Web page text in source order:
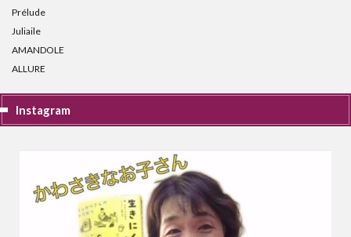
Prélude
Juliaile
AMANDOLE
ALLURE
Instagram